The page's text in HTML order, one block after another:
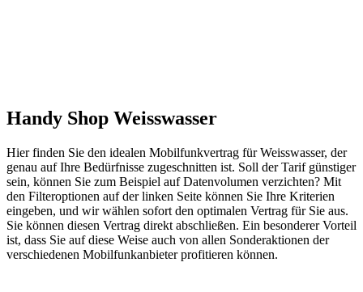
Handy Shop Weisswasser
Hier finden Sie den idealen Mobilfunkvertrag für Weisswasser, der
genau auf Ihre Bedürfnisse zugeschnitten ist. Soll der Tarif günstiger
sein, können Sie zum Beispiel auf Datenvolumen verzichten? Mit
den Filteroptionen auf der linken Seite können Sie Ihre Kriterien
eingeben, und wir wählen sofort den optimalen Vertrag für Sie aus.
Sie können diesen Vertrag direkt abschließen. Ein besonderer Vorteil
ist, dass Sie auf diese Weise auch von allen Sonderaktionen der
verschiedenen Mobilfunkanbieter profitieren können.